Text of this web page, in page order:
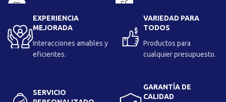
EXPERIENCIA
MEJORADA
Interacciones amables y
eficientes.
VARIEDAD PARA
TODOS
Productos para
cualquier presupuesto.
SERVICIO
GARANTÍA DE
CALIDAD